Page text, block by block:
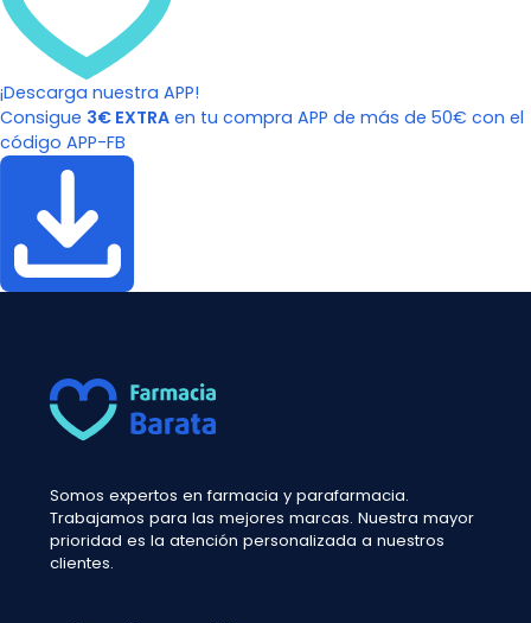
¡Descarga nuestra APP!
Consigue 3€ EXTRA en tu compra APP de más de 50€ con el
código APP-FB
Somos expertos en farmacia y parafarmacia.
Trabajamos para las mejores marcas. Nuestra mayor
prioridad es la atención personalizada a nuestros
clientes.